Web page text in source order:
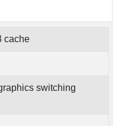
cache
switching